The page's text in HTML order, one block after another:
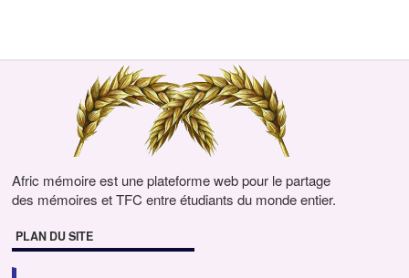
Afric mémoire est une plateforme web pour le partage
des mémoires et TFC entre étudiants du monde entier.
PLAN DU SITE